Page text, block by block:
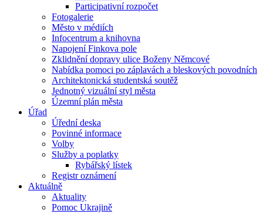
Participativní rozpočet
Fotogalerie
Město v médiích
Infocentrum a knihovna
Napojení Finkova pole
Zklidnění dopravy ulice Boženy Němcové
Nabídka pomoci po záplavách a bleskových povodních
Architektonická studentská soutěž
Jednotný vizuální styl města
Územní plán města
Úřad
Úřední deska
Povinné informace
Volby
Služby a poplatky
Rybářský lístek
Registr oznámení
Aktuálně
Aktuality
Pomoc Ukrajině